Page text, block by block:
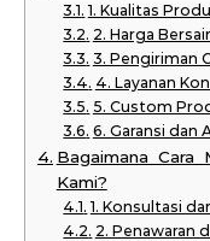
1. Kualitas
2. Harga
3. Pengiriman
4. Layanan
5. Custom
6. Garansi dan
Bagaimana Cara
Kami?
1. Konsultasi
2. Penawaran